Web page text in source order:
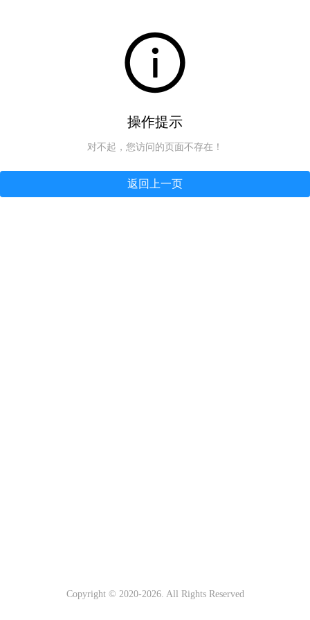
操作提示
对不起，您访问的页面不存在！
返回上一页
Copyright © 2020-2026. All Rights Reserved